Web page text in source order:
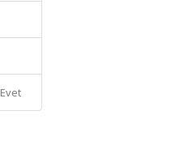
Evet